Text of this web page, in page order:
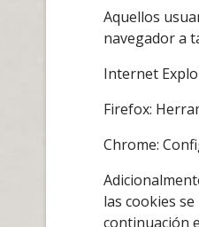
Aquellos
navegador a
Internet
Firefox:
Chrome:
las cookies
continuación